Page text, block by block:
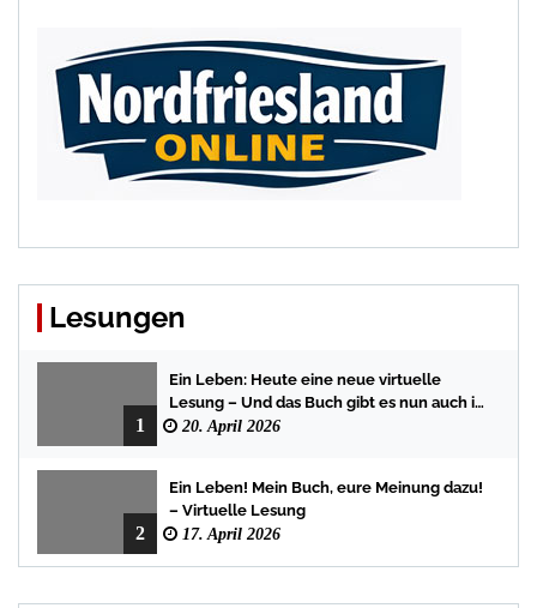
Lesungen
1
Ein Leben: Heute eine neue virtuelle
Lesung – Und das Buch gibt es nun auch in
der Bredstedter Stadtbuchhandlung
20. April 2026
2
Ein Leben! Mein Buch, eure Meinung dazu!
– Virtuelle Lesung
17. April 2026